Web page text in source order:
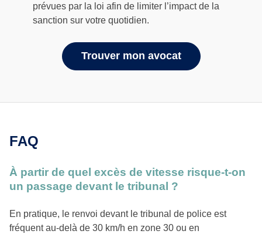
prévues par la loi afin de limiter l’impact de la
sanction sur votre quotidien.
Trouver mon avocat
FAQ
À partir de quel excès de vitesse risque-t-on
un passage devant le tribunal ?
En pratique, le renvoi devant le tribunal de police est
fréquent au-delà de 30 km/h en zone 30 ou en